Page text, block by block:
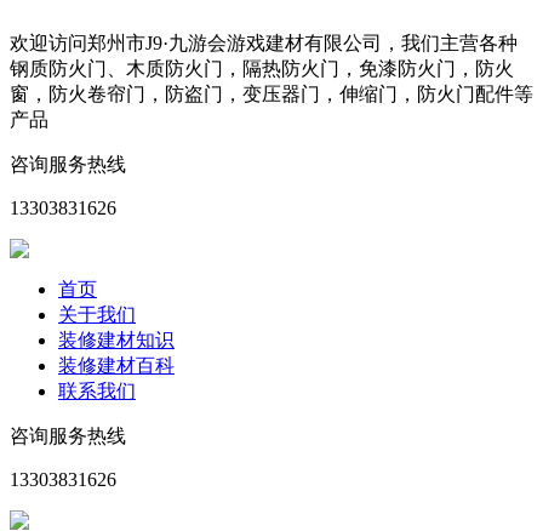
欢迎访问郑州市J9·九游会游戏建材有限公司，我们主营各种
钢质防火门、木质防火门，隔热防火门，免漆防火门，防火
窗，防火卷帘门，防盗门，变压器门，伸缩门，防火门配件等
产品
咨询服务热线
13303831626
首页
关于我们
装修建材知识
装修建材百科
联系我们
咨询服务热线
13303831626